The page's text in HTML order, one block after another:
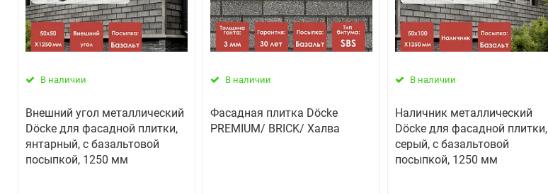
В наличии
Внешний угол металлический
Döcke для фасадной плитки,
янтарный, с базальтовой
посыпкой, 1250 мм
В наличии
Фасадная плитка Döcke
PREMIUM/ BRICK/ Халва
В наличии
Наличник металлический
Döcke для фасадной плитки,
серый, с базальтовой
посыпкой, 1250 мм